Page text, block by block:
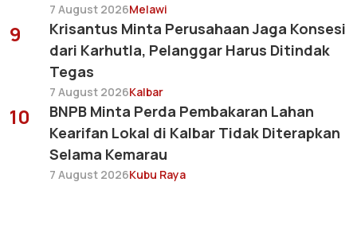
7 August 2026Melawi
9
Krisantus Minta Perusahaan Jaga Konsesi
dari Karhutla, Pelanggar Harus Ditindak
Tegas
7 August 2026Kalbar
10
BNPB Minta Perda Pembakaran Lahan
Kearifan Lokal di Kalbar Tidak Diterapkan
Selama Kemarau
7 August 2026Kubu Raya